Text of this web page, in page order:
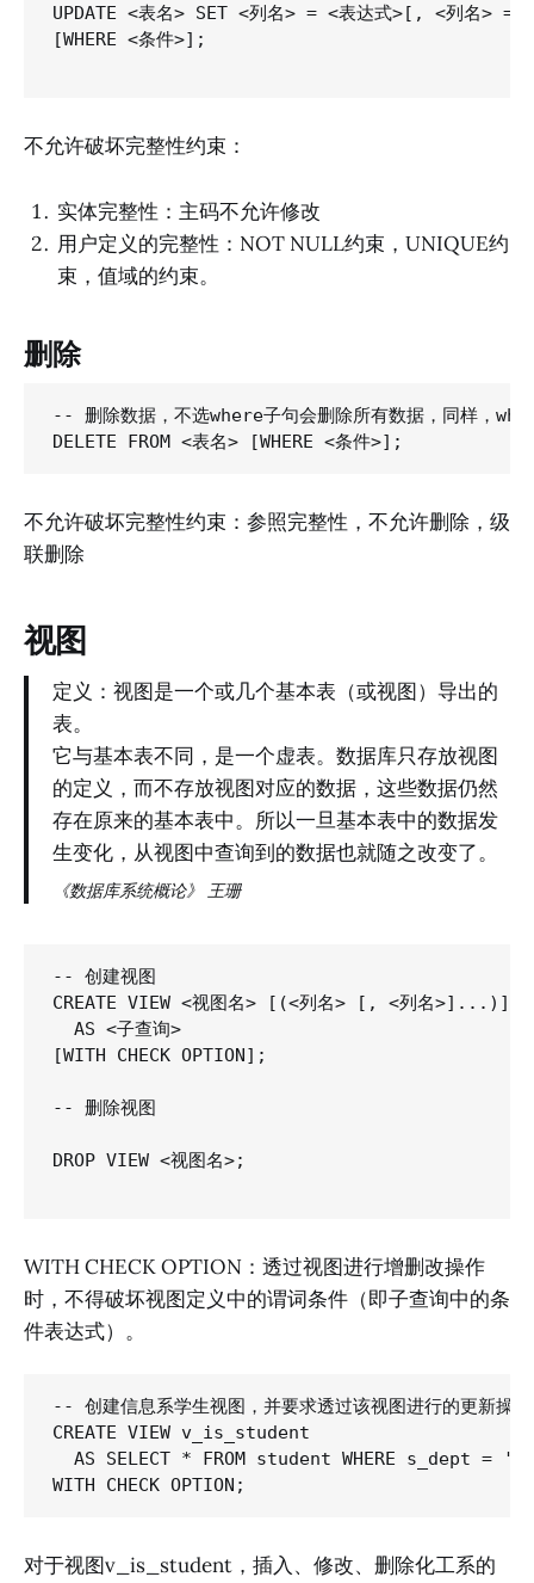
UPDATE <表名> SET <列名> = <表达式>[, <列名>
[WHERE <条件>];
不允许破坏完整性约束：
实体完整性：主码不允许修改
用户定义的完整性：NOT NULL约束，UNIQUE约
束，值域的约束。
删除
-- 删除数据，不选where子句会删除所有数据，同样，
不允许破坏完整性约束：参照完整性，不允许删除，级
联删除
视图
定义：视图是一个或几个基本表（或视图）导出的
表。
它与基本表不同，是一个虚表。数据库只存放视图
的定义，而不存放视图对应的数据，这些数据仍然
存在原来的基本表中。所以一旦基本表中的数据发
生变化，从视图中查询到的数据也就随之改变了。
《数据库系统概论》 王珊
-- 创建视图
CREATE VIEW <视图名> [(<列名> [, <列名>]...)]
  AS <子查询>
[WITH CHECK OPTION];
-- 删除视图
DROP VIEW <视图名>;
WITH CHECK OPTION：透过视图进行增删改操作
时，不得破坏视图定义中的谓词条件（即子查询中的条
件表达式）。
-- 创建信息系学生视图，并要求透过该视图进行的更新操
CREATE VIEW v_is_student
AS SELECT * FROM student WHERE s_dept =
对于视图v_is_student，插入、修改、删除化工系的